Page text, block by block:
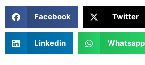
Facebook Twitter
Linkedin Whatsapp